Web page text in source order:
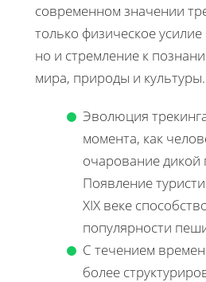
современном значении
только физическое
но и стремление к
мира, природы и культуры.
Эволюция
момента, как
очарование дикой
Появление
XIX веке
популярности
С течением
более